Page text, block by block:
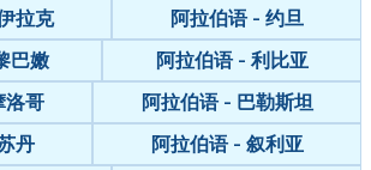
拉克
阿拉伯语 - 约旦
巴嫩
阿拉伯语 - 利比亚
洛哥
阿拉伯语 - 巴勒斯坦
丹
阿拉伯语 - 叙利亚